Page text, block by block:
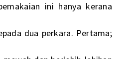
ini hanya kerana
dua perkara. Pertama;